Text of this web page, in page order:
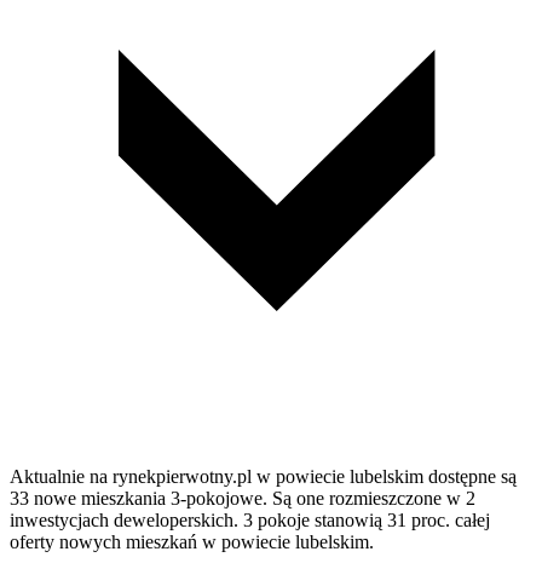
Aktualnie na rynekpierwotny.pl w powiecie lubelskim dostępne są
33 nowe mieszkania 3-pokojowe. Są one rozmieszczone w 2
inwestycjach deweloperskich. 3 pokoje stanowią 31 proc. całej
oferty nowych mieszkań w powiecie lubelskim.